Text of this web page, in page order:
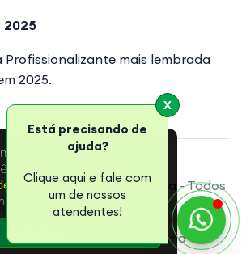
2025
Profissionalizante mais lembrada
2025.
© 2003 a 2025
e Soluções Didáticas Ltda - Todos
Direitos Reservados
Portal do Aluno
cookies para melhorar a sua
online. Leia mais sobre
Privacidade. Ao continuar,
as condições.
X
Está precisando de
ajuda?
Clique aqui e fale com
um de nossos
atendentes!